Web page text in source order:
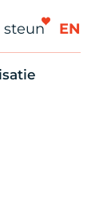
steun EN